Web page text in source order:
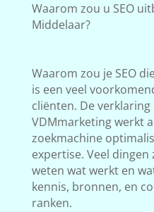
Waarom zou u SEO
Middelaar?
Waarom zou je SEO
is een veel
cliënten. De verklaring
VDMmarketing werkt
zoekmachine
expertise. Veel
weten wat werkt en
kennis, bronnen, en
ranken.